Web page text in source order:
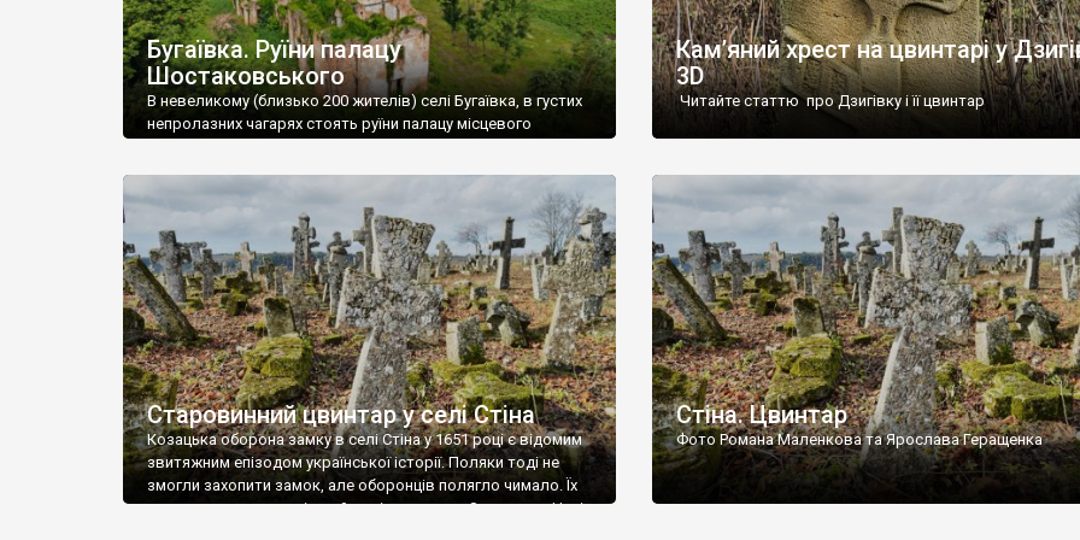
Бугаївка. Руїни палацу
Шостаковського
В невеликому (близько 200 жителів) селі Бугаївка, в густих
непролазних чагарях стоять руїни палацу місцевого
потім клуб, ще пізніше – гуртожиток. У 60-х роках минулого
століття тут розмістили туберкульозну лікарню. Коли із
палацу виїхала лікарня – ми точно не […]
Кам’яний хрест на цвинтарі у
3D
Читайте статтю про Дзигівку і її цвинтар
Старовинний цвинтар у селі Стіна
Козацька оборона замку в селі Стіна у 1651 році є відомим
звитяжним епізодом української історії. Поляки тоді не
змогли захопити замок, але оборонців полягло чимало. Їх
поховали на цвинтарі, який тоді називався Замковим. Нині
Стіна. Цвинтар
Фото Романа Маленкова та Ярослава Геращенка